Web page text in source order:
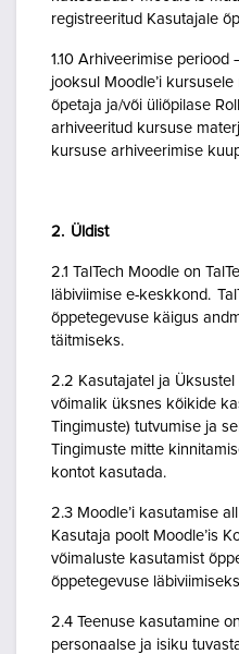
registreeritud Kasutajale
1.10 Arhiveerimise periood
jooksul Moodle’i
õpetaja ja/või üliõpilase
arhiveeritud kursuse
kursuse arhiveerimise
2. Üldist
2.1 TalTech Moodle on
läbiviimise e-keskkond.
õppetegevuse käigus
täitmiseks.
2.2 Kasutajatel ja Üksustel
võimalik üksnes kõikide
Tingimuste) tutvumise ja
Tingimuste mitte
kontot kasutada.
2.3 Moodle’i kasutamise
Kasutaja poolt Moodle’is
võimaluste kasutamist
õppetegevuse
2.4 Teenuse kasutamine
personaalse ja isiku